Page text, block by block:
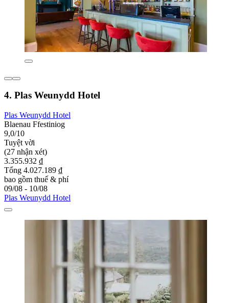
4. Plas Weunydd Hotel
Plas Weunydd Hotel
Blaenau Ffestiniog
9,0/10
Tuyệt vời
(27 nhận xét)
3.355.932 ₫
Tổng 4.027.189 ₫
bao gồm thuế & phí
09/08 - 10/08
Plas Weunydd Hotel